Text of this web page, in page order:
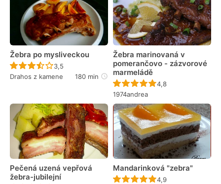
Žebra po mysliveckou
Recept ještě nebyl hodnocen
3,5
Drahos z kamene
180 min
Žebra marinovaná v
pomerančovo - zázvorové
marmeládě
Recept ještě nebyl
4,8
1974andrea
Pečená uzená vepřová
žebra-jubilejní
Mandarinková "zebra"
Recept ještě nebyl
4,9